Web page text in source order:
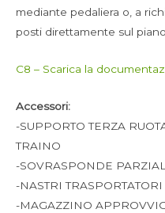
mediante pedaliera o, a
posti direttamente sul
C8 – Scarica la
Accessori:
-SUPPORTO TERZA
TRAINO
-SOVRASPONDE
-NASTRI TRASPORTATORI
-MAGAZZINO